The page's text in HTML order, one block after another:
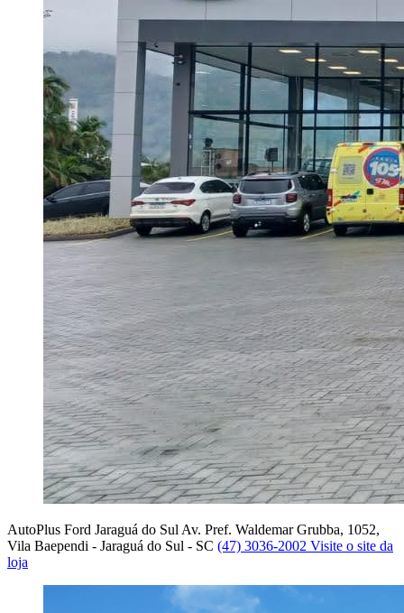
AutoPlus Ford Jaraguá do Sul Av. Pref. Waldemar Grubba, 1052,
Vila Baependi - Jaraguá do Sul - SC (47) 3036-2002 Visite o site da
loja